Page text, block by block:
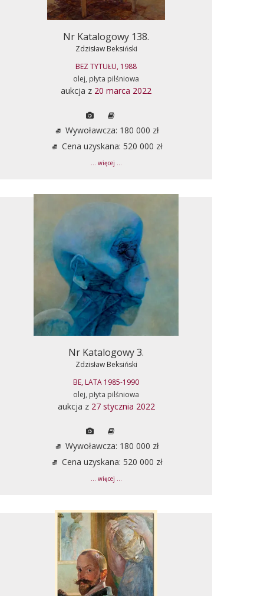
Nr Katalogowy 138.
Zdzisław Beksiński
BEZ TYTUŁU, 1988
olej, płyta pilśniowa
aukcja z 20 marca 2022
Wywoławcza: 180 000 zł
Cena uzyskana: 520 000 zł
... więcej ...
Nr Katalogowy 3.
Zdzisław Beksiński
BE, LATA 1985-1990
olej, płyta pilśniowa
aukcja z 27 stycznia 2022
Wywoławcza: 180 000 zł
Cena uzyskana: 520 000 zł
... więcej ...